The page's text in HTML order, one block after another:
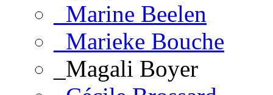
_Marine Beelen
_Marieke Bouche
_Magali Boyer